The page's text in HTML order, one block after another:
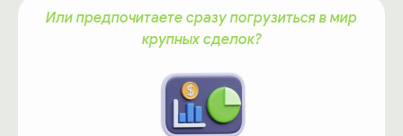
Или предпочитаете сразу погрузиться в мир
крупных сделок?